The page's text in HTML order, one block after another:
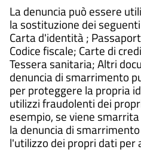
La denuncia può essere
la sostituzione dei
Carta d'identità ;
Codice fiscale; Carte di
Tessera sanitaria;Altri
denuncia di smarrimento
per proteggere la propria
utilizzi fraudolenti dei
esempio, se viene
la denuncia di
l'utilizzo dei propri dati per